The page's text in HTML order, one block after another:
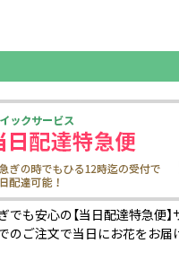
でも安心の【当日配達特急便
のご注文で当日にお花をお届